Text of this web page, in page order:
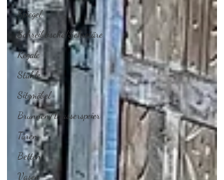
Spiegel
Schreibtische/Sekretäre
Regale
Stühle
Sitzmöbel
Brunnen/Wasserspeier
Türen
Betten
Vasen